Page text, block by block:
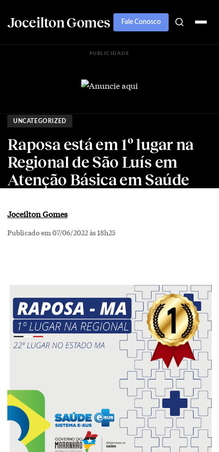
Joceilton Gomes Fale Conosco
PUBLICIDADE
UNCATEGORIZED
Raposa está em 1º lugar na
Regional de São Luís em
Atenção Básica em Saúde
Joceilton Gomes
Publicado em 07/06/2022 às 18h25